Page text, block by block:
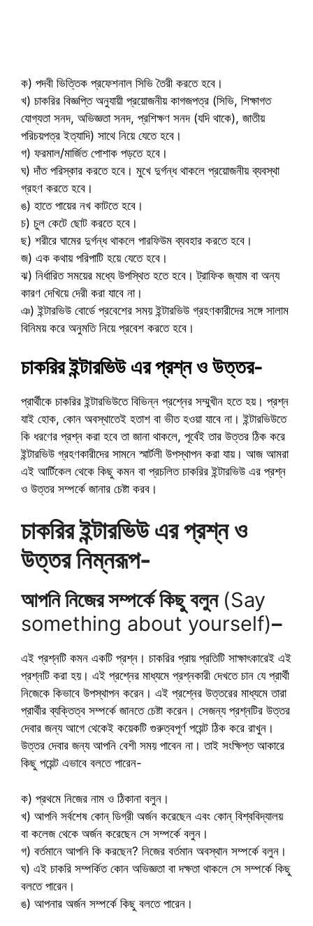
ক) পদবী ভিত্তিক প্রফেশনাল সিভি তৈরী করতে হবে।
খ) চাকরির বিজ্ঞপ্তি অনুযায়ী প্রয়োজনীয় কাগজপত্র (সিভি, শিক্ষাগত
যোগ্যতা সনদ, অভিজ্ঞতা সনদ, প্রশিক্ষণ সনদ (যদি থাকে), জাতীয়
পরিচয়পত্র ইত্যাদি) সাথে নিয়ে যেতে হবে।
গ) ফরমাল/মার্জিত পোশাক পড়তে হবে।
ঘ) দাঁত পরিস্কার করতে হবে। মুখে দুর্গন্ধ থাকলে প্রয়োজনীয় ব্যবস্থা
গ্রহণ করতে হবে।
ঙ) হাতে পায়ের নখ কাটতে হবে।
চ) চুল কেটে ছোট করতে হবে।
ছ) শরীরে ঘামের দুর্গন্ধ থাকলে পারফিউম ব্যবহার করতে হবে।
জ) এক কথায় পরিপাটি হয়ে যেতে হবে।
ঝ) নির্ধারিত সময়ের মধ্যে উপস্থিত হতে হবে। ট্রাফিক জ্যাম বা অন্য
কারণ দেখিয়ে দেরী করা যাবে না।
ঞ) ইন্টারভিউ বোর্ডে প্রবেশের সময় ইন্টারভিউ গ্রহণকারীদের সঙ্গে সালাম
বিনিময় করে অনুমতি নিয়ে প্রবেশ করতে হবে।
চাকরির ইন্টারভিউ এর প্রশ্ন ও উত্তর-
প্রার্থীকে চাকরির ইন্টারভিউতে বিভিন্ন প্রশ্নের সম্মুখীন হতে হয়। প্রশ্ন
যাই হোক, কোন অবস্থাতেই হতাশ বা ভীত হওয়া যাবে না। ইন্টারভিউতে
কি ধরণের প্রশ্ন করা হবে তা জানা থাকলে, পূর্বেই তার উত্তর ঠিক করে
ইন্টারভিউ গ্রহণকারীদের সামনে স্মার্টলী উপস্থাপন করা যায়। আজ আমরা
এই আর্টিকেল থেকে কিছু কমন বা প্রচলিত চাকরির ইন্টারভিউ এর প্রশ্ন
ও উত্তর সম্পর্কে জানার চেষ্টা করব।
চাকরির ইন্টারভিউ এর প্রশ্ন ও
উত্তর নিম্নরূপ-
আপনি নিজের সম্পর্কে কিছু বলুন (Say
something about yourself)–
এই প্রশ্নটি কমন একটি প্রশ্ন। চাকরির প্রায় প্রতিটি সাক্ষাৎকারেই এই
প্রশ্নটি করা হয়। এই প্রশ্নের মাধ্যমে প্রশ্নকারী দেখতে চান যে প্রার্থী
নিজেকে কিভাবে উপস্থাপন করেন। এই প্রশ্নের উত্তরের মাধ্যমে তারা
প্রার্থীর ব্যক্তিত্ব সম্পর্কে জানতে চেষ্টা করেন। সেজন্য প্রশ্নটির উত্তর
দেবার জন্য আগে থেকেই কয়েকটি গুরুত্বপূর্ণ পয়েন্ট ঠিক করে রাখুন।
উত্তর দেবার জন্য আপনি বেশী সময় পাবেন না। তাই সংক্ষিপ্ত আকারে
কিছু পয়েন্ট এভাবে বলতে পারেন-
ক) প্রথমে নিজের নাম ও ঠিকানা বলুন।
খ) আপনি সর্বশেষ কোন্ ডিগ্রী অর্জন করেছেন এবং কোন্ বিশ্ববিদ্যালয়
বা কলেজ থেকে অর্জন করেছেন সে সম্পর্কে বলুন।
গ) বর্তমানে আপনি কি করছেন? নিজের বর্তমান অবস্থান সম্পর্কে বলুন।
ঘ) এই চাকরি সম্পর্কিত কোন অভিজ্ঞতা বা দক্ষতা থাকলে সে সম্পর্কে কিছু
বলতে পারেন।
ঙ) আপনার অর্জন সম্পর্কে কিছু বলতে পারেন।